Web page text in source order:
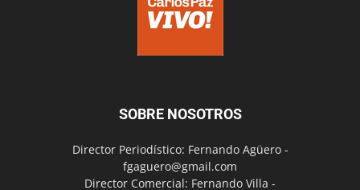
SOBRE NOSOTROS
Director Periodístico: Fernando Agüero -
fgaguero@gmail.com
Director Comercial: Fernando Villa -